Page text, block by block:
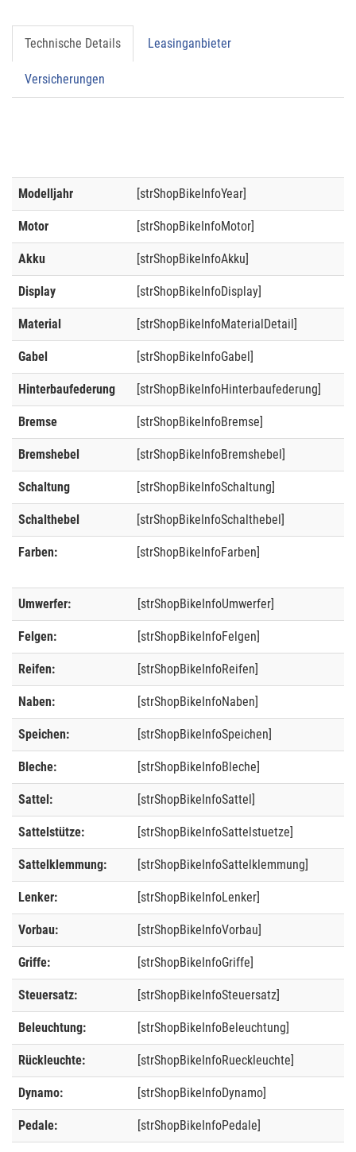
Technische Details Leasinganbieter
Versicherungen
Modelljahr [strShopBikeInfoYear]
Motor [strShopBikeInfoMotor]
Akku [strShopBikeInfoAkku]
Display [strShopBikeInfoDisplay]
Material [strShopBikeInfoMaterialDetail]
Gabel [strShopBikeInfoGabel]
Hinterbaufederung [strShopBikeInfoHinterbaufederung]
Bremse [strShopBikeInfoBremse]
Bremshebel [strShopBikeInfoBremshebel]
Schaltung [strShopBikeInfoSchaltung]
Schalthebel [strShopBikeInfoSchalthebel]
Farben: [strShopBikeInfoFarben]
Umwerfer: [strShopBikeInfoUmwerfer]
Felgen: [strShopBikeInfoFelgen]
Reifen: [strShopBikeInfoReifen]
Naben: [strShopBikeInfoNaben]
Speichen: [strShopBikeInfoSpeichen]
Bleche: [strShopBikeInfoBleche]
Sattel: [strShopBikeInfoSattel]
Sattelstütze: [strShopBikeInfoSattelstuetze]
Sattelklemmung: [strShopBikeInfoSattelklemmung]
Lenker: [strShopBikeInfoLenker]
Vorbau: [strShopBikeInfoVorbau]
Griffe: [strShopBikeInfoGriffe]
Steuersatz: [strShopBikeInfoSteuersatz]
Beleuchtung: [strShopBikeInfoBeleuchtung]
Rückleuchte: [strShopBikeInfoRueckleuchte]
Dynamo: [strShopBikeInfoDynamo]
Pedale: [strShopBikeInfoPedale]